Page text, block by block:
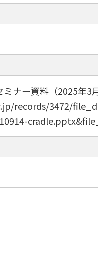
ナー資料（2025年3
records/3472/